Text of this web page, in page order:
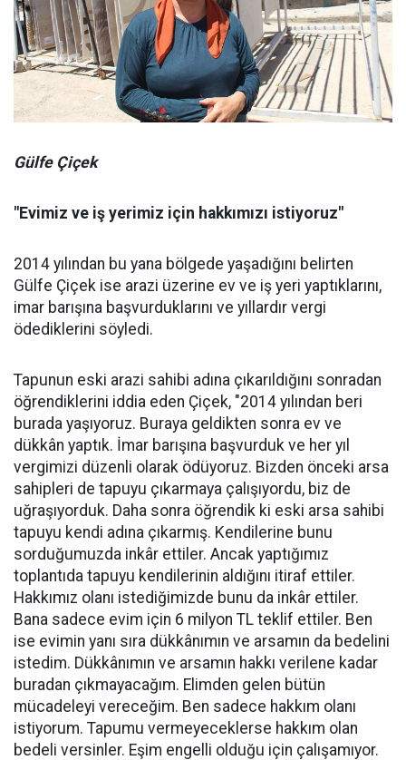
Gülfe Çiçek
"Evimiz ve iş yerimiz için hakkımızı istiyoruz"
2014 yılından bu yana bölgede yaşadığını belirten
Gülfe Çiçek ise arazi üzerine ev ve iş yeri yaptıklarını,
imar barışına başvurduklarını ve yıllardır vergi
ödediklerini söyledi.
Tapunun eski arazi sahibi adına çıkarıldığını sonradan
öğrendiklerini iddia eden Çiçek, "2014 yılından beri
burada yaşıyoruz. Buraya geldikten sonra ev ve
dükkân yaptık. İmar barışına başvurduk ve her yıl
vergimizi düzenli olarak ödüyoruz. Bizden önceki arsa
sahipleri de tapuyu çıkarmaya çalışıyordu, biz de
uğraşıyorduk. Daha sonra öğrendik ki eski arsa sahibi
tapuyu kendi adına çıkarmış. Kendilerine bunu
sorduğumuzda inkâr ettiler. Ancak yaptığımız
toplantıda tapuyu kendilerinin aldığını itiraf ettiler.
Hakkımız olanı istediğimizde bunu da inkâr ettiler.
Bana sadece evim için 6 milyon TL teklif ettiler. Ben
ise evimin yanı sıra dükkânımın ve arsamın da bedelini
istedim. Dükkânımın ve arsamın hakkı verilene kadar
buradan çıkmayacağım. Elimden gelen bütün
mücadeleyi vereceğim. Ben sadece hakkım olanı
istiyorum. Tapumu vermeyeceklerse hakkım olan
bedeli versinler. Eşim engelli olduğu için çalışamıyor.